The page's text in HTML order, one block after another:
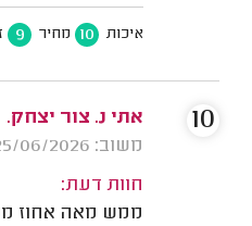
איכות 10 מחיר 9
אתי נ. צור יצחק.
משוב: 25/06/2026
חוות דעת:
ממש מאה אחוז
10